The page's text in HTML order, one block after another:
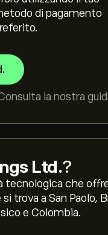
di pagamento
la nostra
Ltd.?
tecnologica che
trova a San Paolo,
e Colombia.